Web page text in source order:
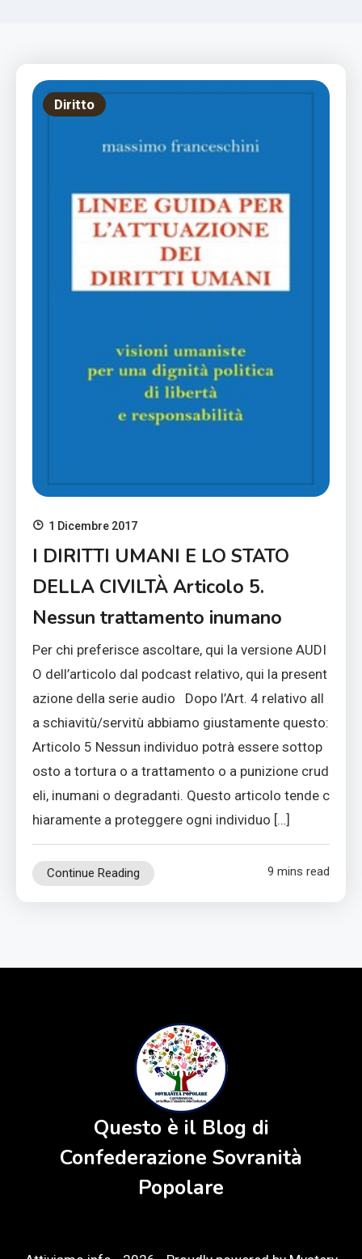
Diritto
1 Dicembre 2017
I DIRITTI UMANI E LO STATO
DELLA CIVILTÀ Articolo 5.
Nessun trattamento inumano
Per chi preferisce ascoltare, qui la versione AUDI
O dell’articolo dal podcast relativo, qui la present
azione della serie audio Dopo l’Art. 4 relativo all
a schiavitù/servitù abbiamo giustamente questo:
Articolo 5 Nessun individuo potrà essere sottop
osto a tortura o a trattamento o a punizione crud
eli, inumani o degradanti. Questo articolo tende c
hiaramente a proteggere ogni individuo […]
Continue Reading 9 mins read
Questo è il Blog di
Confederazione Sovranità
Popolare